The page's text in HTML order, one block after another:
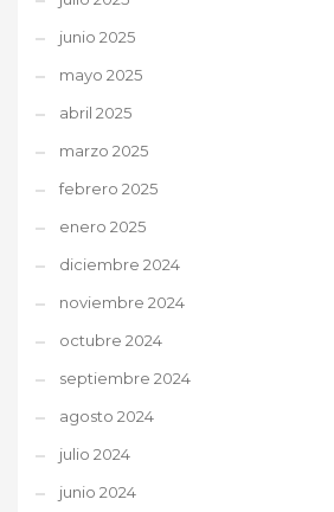
junio 2025
mayo 2025
abril 2025
marzo 2025
febrero 2025
enero 2025
diciembre 2024
noviembre 2024
octubre 2024
septiembre 2024
agosto 2024
julio 2024
junio 2024